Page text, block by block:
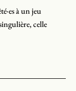
à un jeu
celle
de